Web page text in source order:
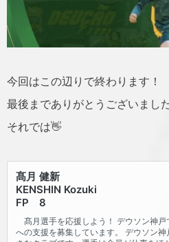
今回はこの辺りで終わります！
最後までありがとうございました
それでは👋